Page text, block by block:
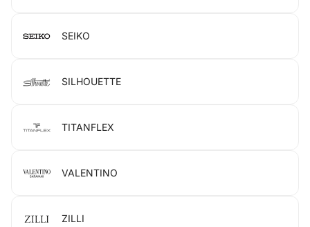
SEIKO
SILHOUETTE
TITANFLEX
VALENTINO
ZILLI